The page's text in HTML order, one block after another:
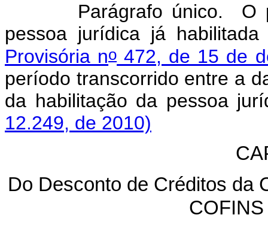
Parágrafo único. O
pessoa jurídica já
Provisória no472, de 15 de
período transcorrido entre a
da habilitação da
12.249, de 2010)
Do Desconto de Créditos da